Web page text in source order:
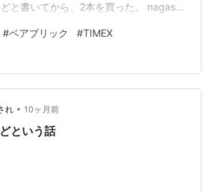
と書いてから、2本を買った。 nagask-
いたのは「BE@RBRICK」。 nagask-
これもいつものパターンで買ってし
アメリカの時計メーカー「TIMEX（タイ
周年を記念して、「BE@RBRICK」と
#ベアブリック #TIMEX
れ • 10ヶ月前
という話